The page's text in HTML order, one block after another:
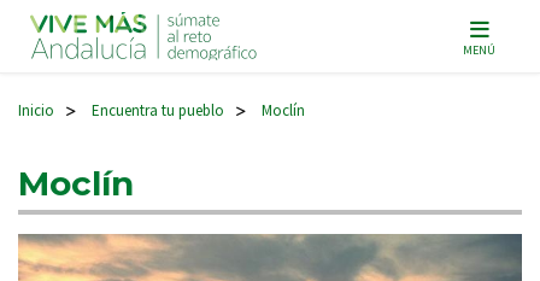
Navegación principal MENÚ
Inicio > Encuentra tu pueblo > Moclín
Moclín